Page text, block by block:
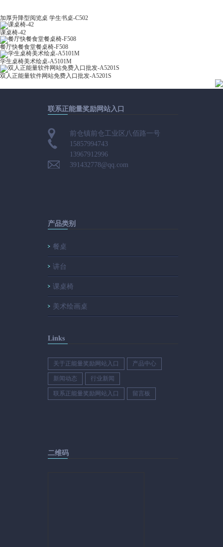
加厚升降型阅览桌 学生书桌-C502
课桌椅-42
餐厅快餐食堂餐桌椅-F508
学生桌椅美术绘桌-A5101M
双人正能量软件网站免费入口批发-A5201S
联系正能量奖励网站入口
前仓镇前仓工业区八佰路一号
15857994743
13967912996
391432778@qq.com
产品类别
餐桌
讲台
课桌椅
美术绘画桌
Links
关于正能量奖励网站入口 产品中心
新闻动态 行业新闻
联系正能量奖励网站入口 留言板
二维码